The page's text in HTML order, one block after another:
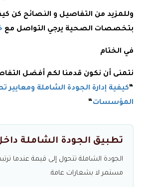
وللمزيد من التفاصيل و النصائح كن
بتخصصات الصحية يرجي التواصل مع
في الختام
نتمنى أن نكون قدمنا لكم أفضل
“كيفية إدارة الجودة الشاملة ومعايير
المؤسسات“
تطبيق الجودة الشاملة
الجودة الشاملة تتحول إلى قيمة عندما
مستمر لا بشعارات عامة.